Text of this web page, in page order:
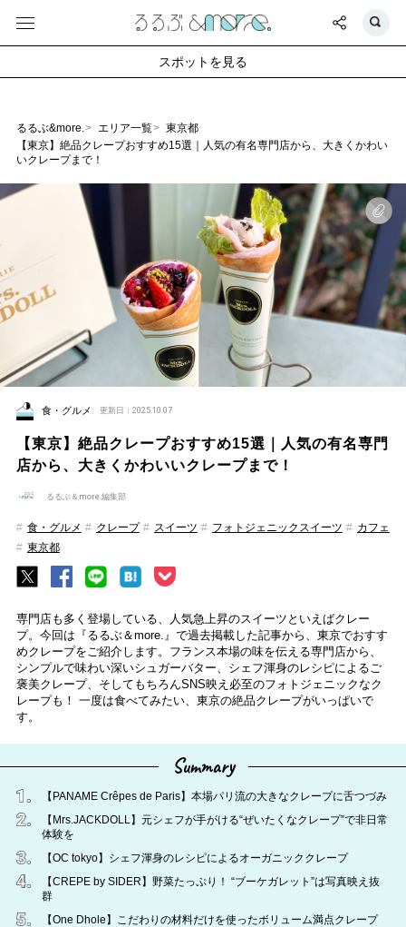
るるぶ&more. エリア一覧
東京都
【東京】絶品クレープおすすめ15選｜人気の有名専門店から、大きくかわい
いクレープまで！
食・グルメ 更新日：2025.10.07
【東京】絶品クレープおすすめ15選｜人気の有名専門
店から、大きくかわいいクレープまで！
るるぶ＆more.編集部
食・グルメ クレープ スイーツ フォトジェニックスイーツ
カフェ
東京都
専門店も多く登場している、人気急上昇のスイーツといえばクレー
プ。今回は『るるぶ＆more.』で過去掲載した記事から、東京でおすす
めクレープをご紹介します。フランス本場の味を伝える専門店から、
シンプルで味わい深いシュガーバター、シェフ渾身のレシピによるご
褒美クレープ、そしてもちろんSNS映え必至のフォトジェニックなク
レープも！ 一度は食べてみたい、東京の絶品クレープがいっぱいで
す。
Summary
【PANAME Crêpes de Paris】本場パリ流の大きなクレープに舌つづみ
【Mrs.JACKDOLL】元シェフが手がける“ぜいたくなクレープ”で非日常
体験を
【OC tokyo】シェフ渾身のレシピによるオーガニッククレープ
【CREPE by SIDER】野菜たっぷり！ “ブーケガレット”は写真映え抜
群
【One Dhole】こだわりの材料だけを使ったボリューム満点クレープ
スポットを見る